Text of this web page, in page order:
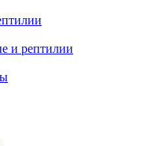
и рептилии